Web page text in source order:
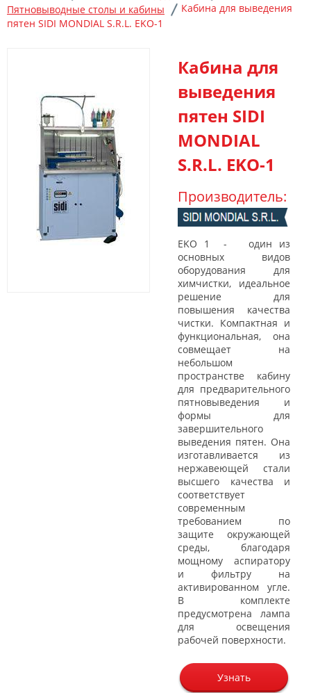
Пятновыводные столы и кабины
Кабина для выведения
пятен SIDI MONDIAL S.R.L. EKO-1
Кабина для
выведения
пятен SIDI
MONDIAL
S.R.L. EKO-1
Производитель:
EKO 1 - один из
основных видов
оборудования для
химчистки, идеальное
решение для
повышения качества
чистки. Компактная и
функциональная, она
совмещает на
небольшом
пространстве кабину
для предварительного
пятновыведения и
формы для
завершительного
выведения пятен. Она
изготавливается из
нержавеющей стали
высшего качества и
соответствует
современным
требованием по
защите окружающей
среды, благодаря
мощному аспиратору
и фильтру на
активированном угле.
В комплекте
предусмотрена лампа
для освещения
рабочей поверхности.
Узнать